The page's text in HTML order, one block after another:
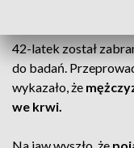
42-latek został
do badań.
wykazało, że
we krwi.